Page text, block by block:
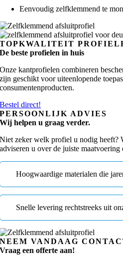
Eenvoudig zelfklemmend te
TOPKWALITEIT
De beste profielen in huis
Onze kantprofielen combineren
zijn geschikt voor uiteenlopende
consumentenproducten.
Bestel direct!
PERSOONLIJK ADVIES
Wij helpen u graag verder.
Niet zeker welk profiel u nodig heeft?
adviseren u over de juiste maatvoering
Hoogwaardige materialen die
Snelle levering rechtstreeks uit
NEEM VANDAAG
Vraag een offerte aan!